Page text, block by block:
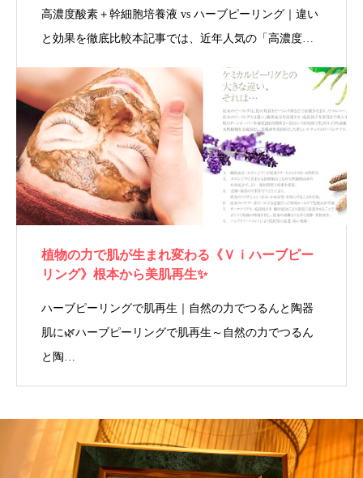
高濃度酸素＋幹細胞培養液 vs ハーブピーリング｜違い
と効果を徹底比較本記事では、近年人気の「高濃度…
植物の力で肌が生まれ変わる《Ｖｉハーブピー
リング》根本から美肌再生✨
ハーブピーリングで肌再生｜自然の力でつるんと陶器
肌に🌿ハーブピーリングで肌再生～自然の力でつるん
と陶…